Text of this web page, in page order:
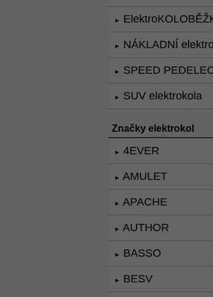
►
► NÁKLADNÍ
► SPEED
► SUV elektrokola
Značky elektrokol
► 4EVER
► AMULET
► APACHE
► AUTHOR
► BASSO
► BESV